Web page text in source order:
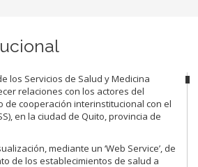
los Servicios de Salud y Medicina
relaciones con los actores del
de cooperación interinstitucional con el
en la ciudad de Quito, provincia de
mediante un ‘Web Service’, de
de los establecimientos de salud a